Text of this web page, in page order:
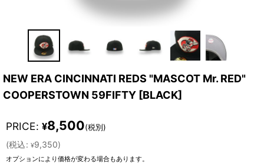
NEW ERA CINCINNATI REDS "MASCOT Mr. RED"
COOPERSTOWN 59FIFTY [BLACK]
PRICE: ¥8,500(税別)
(税込: ¥9,350)
オプションにより価格が変わる場合もあります。